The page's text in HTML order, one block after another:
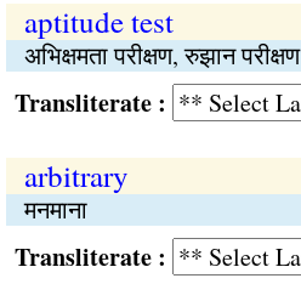
aptitude test
अभिक्षमता परीक्षण, रुझान परीक्षण
:
arbitrary
मनमाना
: